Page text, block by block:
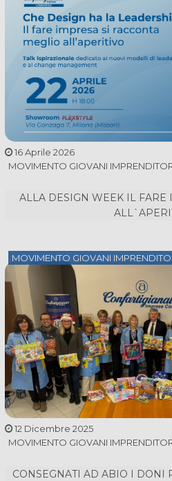
16 Aprile 2026
MOVIMENTO GIOVANI
ALLA DESIGN WEEK IL FARE
MOVIMENTO GIOVANI
12 Dicembre 2025
MOVIMENTO GIOVANI
CONSEGNATI AD ABIO I DONI